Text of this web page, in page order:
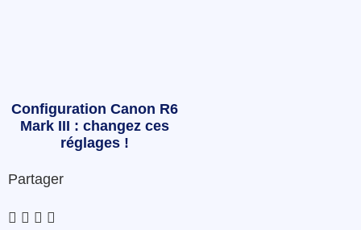
Configuration Canon R6
Mark III : changez ces
réglages !
Partager